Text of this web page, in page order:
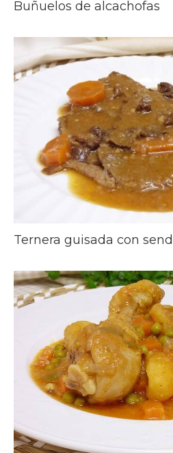
Buñuelos de alcachofas
Ternera guisada con